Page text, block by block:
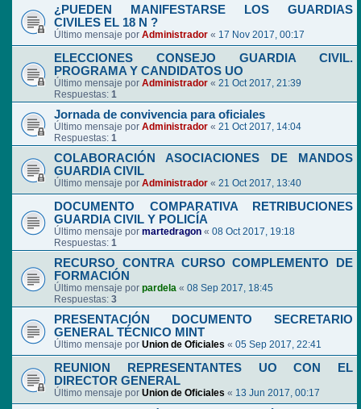
¿PUEDEN MANIFESTARSE LOS GUARDIAS
CIVILES EL 18 N ?
Último mensaje por Administrador « 17 Nov 2017, 00:17
ELECCIONES CONSEJO GUARDIA CIVIL.
PROGRAMA Y CANDIDATOS UO
Último mensaje por Administrador « 21 Oct 2017, 21:39
Respuestas: 1
Jornada de convivencia para oficiales
Último mensaje por Administrador « 21 Oct 2017, 14:04
Respuestas: 1
COLABORACIÓN ASOCIACIONES DE MANDOS
GUARDIA CIVIL
Último mensaje por Administrador « 21 Oct 2017, 13:40
DOCUMENTO COMPARATIVA RETRIBUCIONES
GUARDIA CIVIL Y POLICÍA
Último mensaje por martedragon « 08 Oct 2017, 19:18
Respuestas: 1
RECURSO CONTRA CURSO COMPLEMENTO DE
FORMACIÓN
Último mensaje por pardela « 08 Sep 2017, 18:45
Respuestas: 3
PRESENTACIÓN DOCUMENTO SECRETARIO
GENERAL TÉCNICO MINT
Último mensaje por Union de Oficiales « 05 Sep 2017, 22:41
REUNION REPRESENTANTES UO CON EL
DIRECTOR GENERAL
Último mensaje por Union de Oficiales « 13 Jun 2017, 00:17